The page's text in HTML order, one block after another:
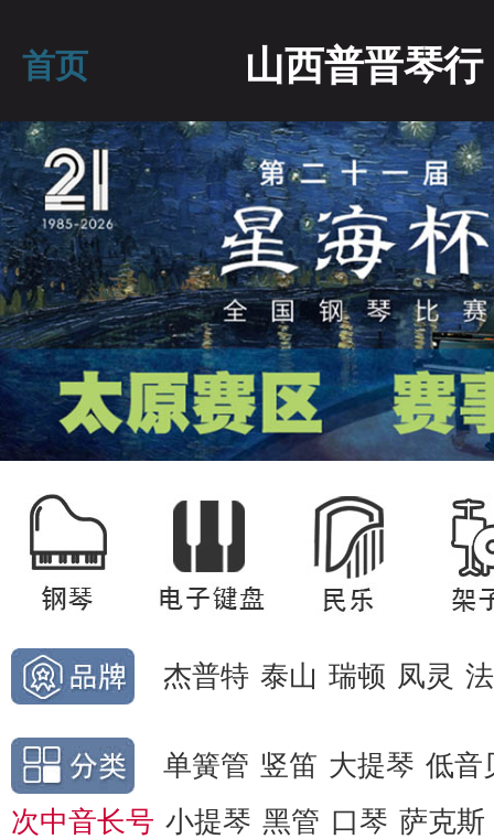
首页 山西普晋琴行
杰普特 泰山 瑞顿 凤灵
单簧管 竖笛 大提琴 低音
次中音长号 小提琴 黑管 口琴 萨克斯